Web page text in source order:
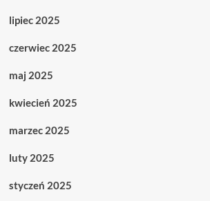
lipiec 2025
czerwiec 2025
maj 2025
kwiecień 2025
marzec 2025
luty 2025
styczeń 2025